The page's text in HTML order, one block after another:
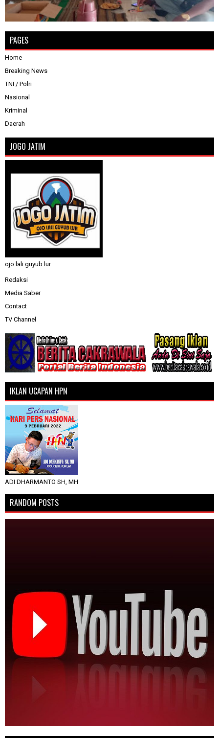
PAGES
Home
Breaking News
TNI / Polri
Nasional
Kriminal
Daerah
JOGO JATIM
ojo lali guyub lur
Redaksi
Media Saber
Contact
TV Channel
IKLAN UCAPAN HPN
ADI DHARMANTO SH, MH
RANDOM POSTS